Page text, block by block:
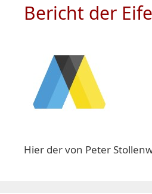
Bericht der
Hier der von Peter